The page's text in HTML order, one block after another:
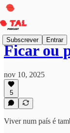
Subscrever Entrar
Ficar ou
nov 10, 2025
5
Viver num país é